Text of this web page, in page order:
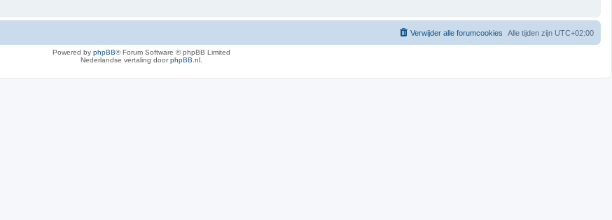
Alle tijden zijn UTC+02:00
Verwijder alle forumcookies
Powered by phpBB® Forum Software © phpBB Limited
Nederlandse vertaling doorphpBB.nl